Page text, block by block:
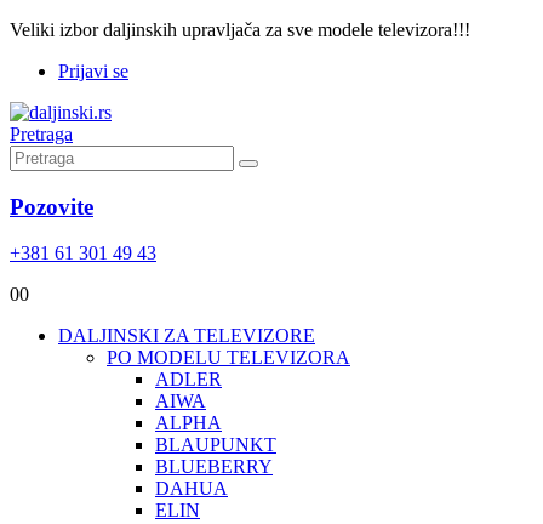
Veliki izbor daljinskih upravljača za sve modele televizora!!!
Prijavi se
Pretraga
Pozovite
+381 61 301 49 43
00
DALJINSKI ZA TELEVIZORE
PO MODELU TELEVIZORA
ADLER
AIWA
ALPHA
BLAUPUNKT
BLUEBERRY
DAHUA
ELIN